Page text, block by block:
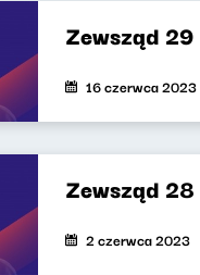
Zewsząd 29
16 czerwca 2023
Zewsząd 28
2 czerwca 2023